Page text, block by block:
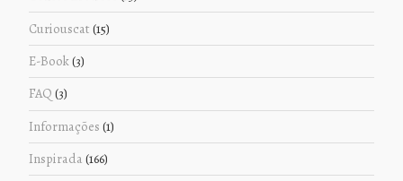
Curiouscat (15)
E-Book(3)
FAQ (3)
Informações (1)
Inspirada (166)